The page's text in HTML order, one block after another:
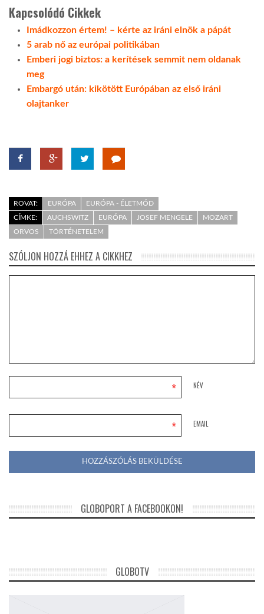
Kapcsolódó Cikkek
Imádkozzon értem! – kérte az iráni elnök a pápát
5 arab nő az európai politikában
Emberi jogi biztos: a kerítések semmit nem oldanak
meg
Embargó után: kikötött Európában az első iráni
olajtanker
ROVAT: EURÓPA
EURÓPA - ÉLETMÓD
CÍMKE:
AUCHSWITZ EURÓPA JOSEF MENGELE
MOZART
ORVOS
TÖRTÉNETELEM
SZÓLJON HOZZÁ EHHEZ A CIKKHEZ
NÉV
*
EMAIL
*
GLOBOPORT A FACEBOOKON!
GLOBOTV